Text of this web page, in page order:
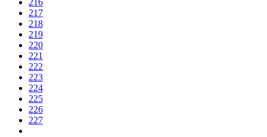
216
217
218
219
220
221
222
223
224
225
226
227